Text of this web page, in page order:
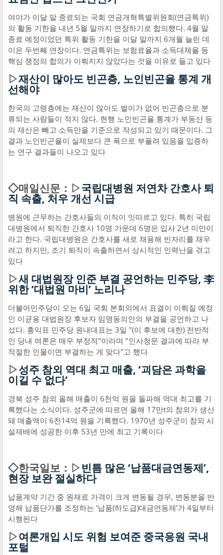
여야가 이달 말 종료되는 국회 연금개혁특별위원회(연금특위)
의 활동 기한을 내년 5월 말까지 연장하기로 합의했다. 4월 말
종료 예정이었던 특위 활동 기한을 이달 말까지 6개월 늘린 데
이은 두번째 연장이다. 연금특위는 보험료율과 소득대체율 등
핵심 쟁점의 합의가 이뤄지지 않았다는 것을 이유로 들고 있다
▷재산이 많아도 빈곤층, 노인빈곤율 통계 개
선해야
한국의 고령층에는 재산이 많아도 벌이가 없어 빈곤층으로 분
류되는 사람들이 적지 않다. 현행 노인빈곤율 통계가 부동산 등
의 재산은 빼고 소득만을 기준으로 작성되고 있기 때문이다. 그
결과 노인빈곤율이 실제보다 큰 폭으로 부풀려 있음을 입증하
는 연구 결과들이 나오고 있다
◇매일신문：▷국립대병원 저연차 간호사 퇴
직 속출, 처우 개선 시급
병원에 근무하는 간호사들의 이직이 잇따르고 있다. 특히 국립
대병원에서 퇴직한 간호사 10명 가운데 6명은 입사 2년 미만이
라고 한다. 국립대병원은 간호사를 새로 채용해 빈자리를 채우
려고 하지만, 조기 퇴직이 속출하면서 상시적인 인력난을 겪고
있다
▷새 대법원장 인준 부결 공언하는 민주당, 李
위한 ‘대법원 마비’ 노리나
더불어민주당이 오는 6일 국회 본회의에서 표결이 이뤄질 예정
인 이균용 대법원장 후보자 임명동의안의 부결을 공언하고 나
섰다. 홍익표 민주당 원내대표는 3일 "(이 후보에 대한) 전반적
인 당내 여론은 매우 부정적"이라며 "인사청문 결과에 따라 부
적절한 인물이면 부결하는 게 맞다"고 했다
▷성주 참외 역대 최고 매출, ‘괴담은 과학을
이길 수 없다’
경북 성주 참외 올해 매출이 6천억 원을 돌파해 역대 최고를 기
록했다는 소식이다. 성주군에 따르면 올해 17만t의 참외가 생산
돼 매출액이 6천14억 원을 기록했다. 1970년 성주군이 참외 시
설재배에 성공한 이후 53년 만에 최고 기록이다
◇한국일보：▷빈틈 많은 ‘납품대금연동제’,
현장 보완 절실하다
납품계약 기간 중 원재료 가격이 크게 변동될 경우, 변동분을 반
영해 납품단가를 조정하는 ‘납품(하도급)대금연동제’가 4일부터
시행된다
▷여론개입 시도 위험 보여준 중국응원 국내
포털